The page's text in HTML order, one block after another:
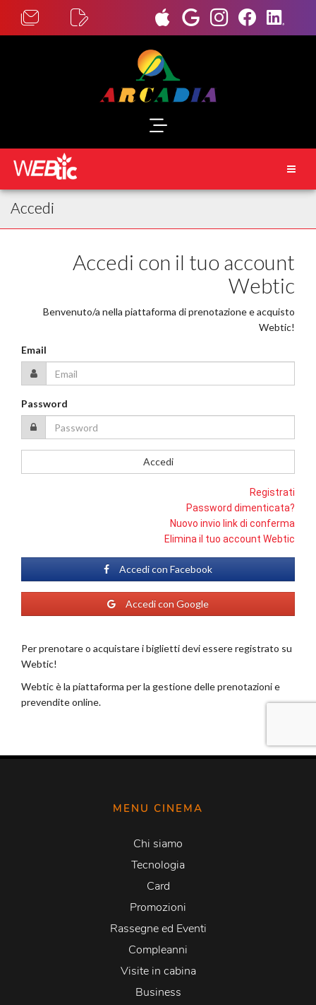
MENU CINEMA
Chi siamo
Tecnologia
Card
Promozioni
Rassegne ed Eventi
Compleanni
Visite in cabina
Business